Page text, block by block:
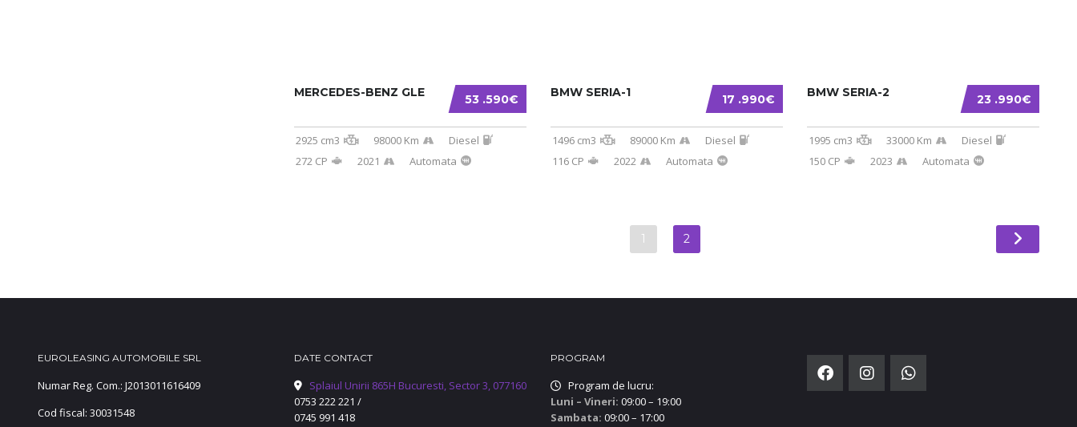
53 .590€
MERCEDES-BENZ GLE
2925 cm3 98000 Km
Diesel
272 CP
2021 Automata
17 .990€
BMW SERIA-1
1496 cm3 89000 Km
Diesel
116 CP
2022 Automata
23 .990€
BMW SERIA-2
1995 cm3 33000 Km
Diesel
150 CP
2023 Automata
1 2
EUROLEASING AUTOMOBILE SRL
Numar Reg. Com.: J2013011616409
Cod fiscal: 30031548
DATE CONTACT
Splaiul Unirii 865H Bucuresti, Sector 3, 077160
0753 222 221 /
0745 991 418
PROGRAM
Program de lucru:
Luni – Vineri: 09:00 – 19:00
Sambata: 09:00 – 17:00